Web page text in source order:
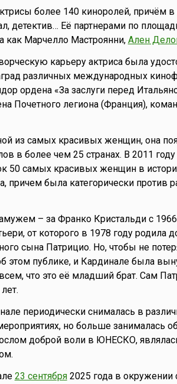
более 140 киноролей, причём
детектив… Её партнерами по
как Марчелло Мастроянни, Ален
карьеру актриса была
различных международных
ордена «За заслуги перед
Почетного легиона (Франция),
из самых красивых женщин, она
в более чем 25 странах. В 2011
50 самых красивых женщин в
причем была категорически против
– за Франко Кристальди с
от которого в 1978 году родила
сына Патрицио. Но, чтобы не
этом публике, и Кардинале была
что это её младший брат. Сам
периодически снималась в
но больше занималась
доброй воли в ЮНЕСКО,
23 сентября2025 года в окружении